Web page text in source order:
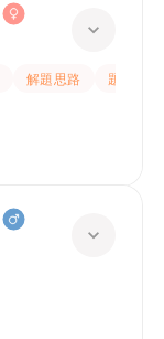
解題思路
題目講解